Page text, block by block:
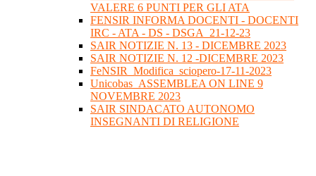
VALERE 6 PUNTI PER GLI ATA
FENSIR INFORMA DOCENTI - DOCENTI
IRC - ATA - DS - DSGA_21-12-23
SAIR NOTIZIE N. 13 - DICEMBRE 2023
SAIR NOTIZIE N. 12 -DICEMBRE 2023
FeNSIR_Modifica_sciopero-17-11-2023
Unicobas_ASSEMBLEA ON LINE 9
NOVEMBRE 2023
SAIR SINDACATO AUTONOMO
INSEGNANTI DI RELIGIONE